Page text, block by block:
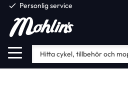
Meny
check Personlig service